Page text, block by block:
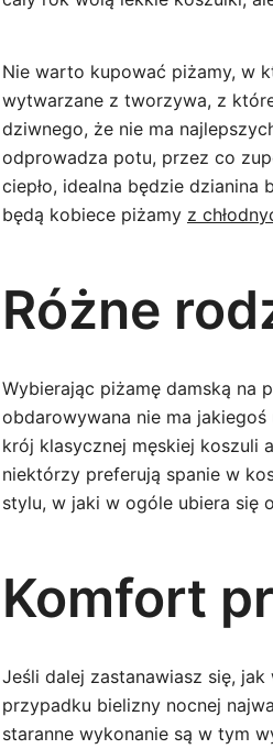
Nie warto kupować piżamy, w
wytwarzane z tworzywa, z
dziwnego, że nie ma
odprowadza potu, przez co
ciepło, idealna będzie dzianina
będą kobiece piżamy z
Różne
Wybierając piżamę damską na
obdarowywana nie ma
krój klasycznej męskiej koszuli
niektórzy preferują spanie w
stylu, w jaki w ogóle ubiera się
Komfort
Jeśli dalej zastanawiasz się,
przypadku bielizny nocnej
staranne wykonanie są w tym